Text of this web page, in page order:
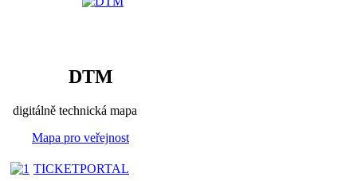
DTM
digitálně technická mapa
Mapa pro veřejnost
TICKETPORTAL